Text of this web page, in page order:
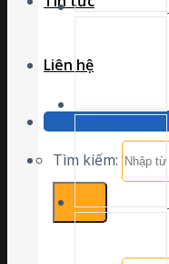
Liên hệ
Hotline: 0902 192
Tìm kiếm: